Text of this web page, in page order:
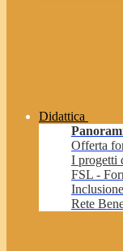
Didattica
Offerta
I progetti
FSL -
Inclusione
Rete